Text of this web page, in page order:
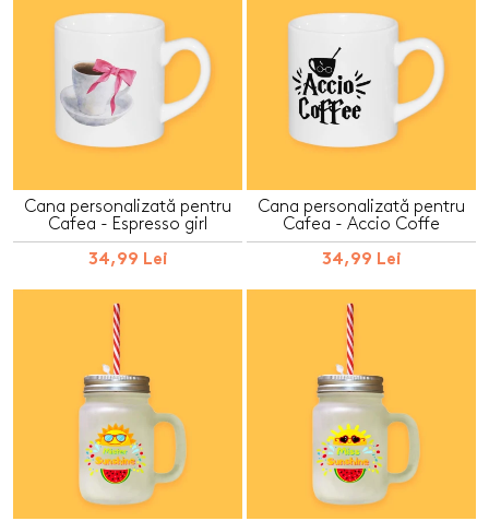
Cana personalizată pentru
Cafea - Espresso girl
34,99 Lei
Cana personalizată pentru
Cafea - Accio Coffe
34,99 Lei